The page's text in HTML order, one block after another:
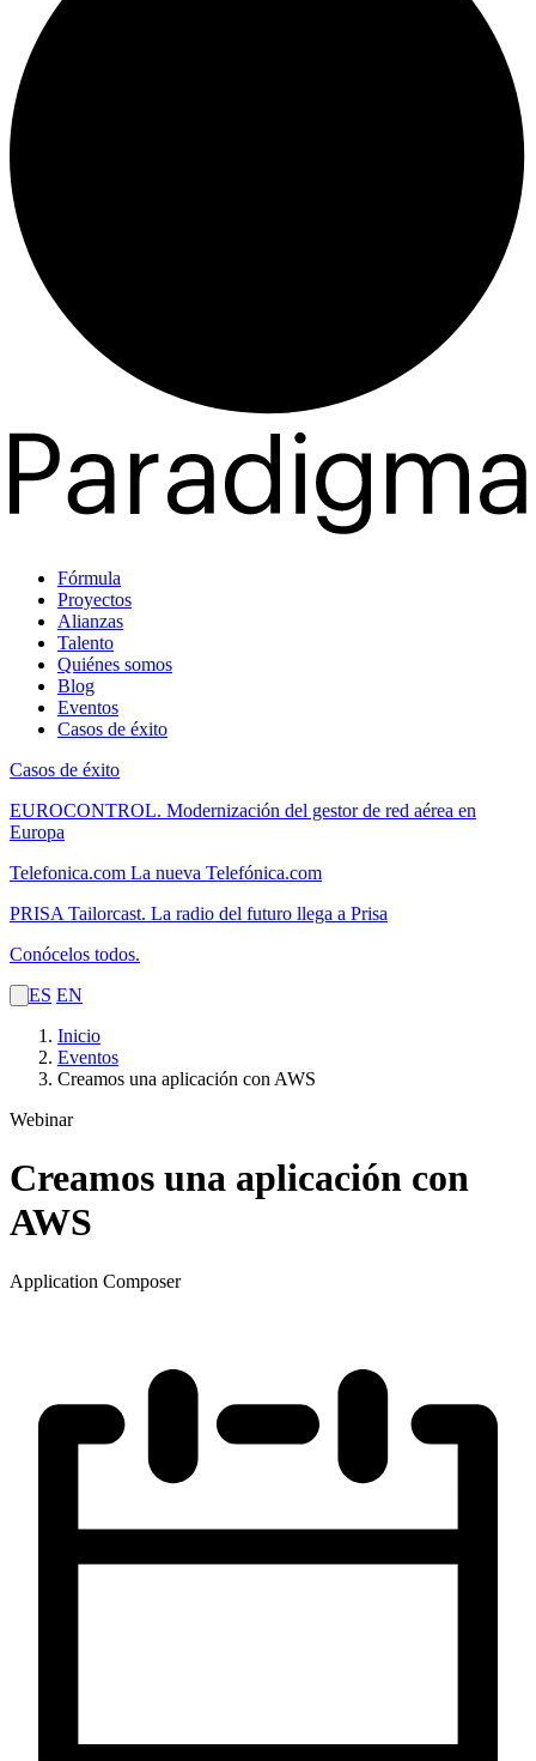
Fórmula
Proyectos
Alianzas
Talento
Quiénes somos
Blog
Eventos
Casos de éxito
Casos de éxito
EUROCONTROL. Modernización del gestor de red aérea en
Europa
Telefonica.com La nueva Telefónica.com
PRISA Tailorcast. La radio del futuro llega a Prisa
Conócelos todos.
ES EN
Inicio
Eventos
Creamos una aplicación con AWS
Webinar
Creamos una aplicación con
AWS
Application Composer